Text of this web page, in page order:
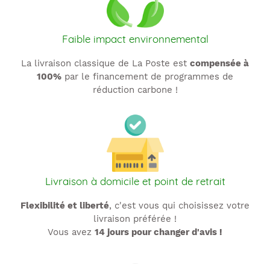
n
:
Faible impact environnemental
La livraison classique de La Poste est compensée à
100% par le financement de programmes de
réduction carbone !
Livraison à domicile et point de retrait
Flexibilité et liberté, c'est vous qui choisissez votre
livraison préférée !
Vous avez 14 jours pour changer d'avis !